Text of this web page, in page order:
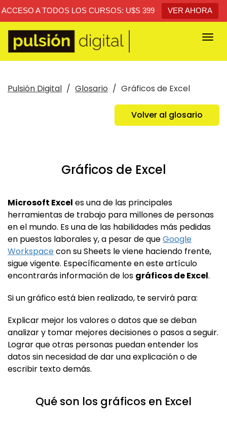
ACCESO A TODOS LOS CURSOS: U$S 399 VER AHORA
Pulsión Digital Glosario Gráficos de Excel
Volver al glosario
Gráficos de Excel
Microsoft Excel es una de las principales
herramientas de trabajo para millones de personas
en el mundo. Es una de las habilidades más pedidas
en puestos laborales y, a pesar de queGoogle
Workspacecon su Sheets le viene haciendo frente,
sigue vigente. Específicamente en este artículo
encontrarás información de los gráficos de Excel.
Si un gráfico está bien realizado, te servirá para:
Explicar mejor los valores o datos que se deban
analizar y tomar mejores decisiones o pasos a seguir.
Lograr que otras personas puedan entender los
datos sin necesidad de dar una explicación o de
escribir texto demás.
Qué son los gráficos en Excel